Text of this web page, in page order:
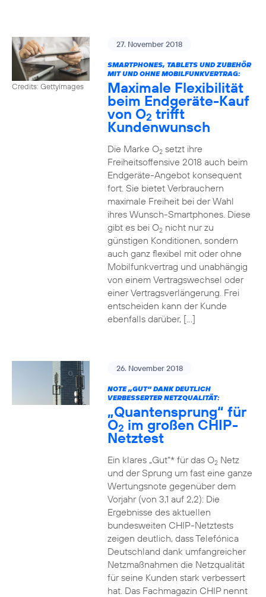
Credits: Gettyimages
27. November 2018
SMARTPHONES, TABLETS UND ZUBEHÖR
MIT UND OHNE MOBILFUNKVERTRAG:
Maximale Flexibilität
beim Endgeräte-Kauf
von O2 trifft
Kundenwunsch
Die Marke O2setzt ihre
Freiheitsoffensive 2018 auch beim
Endgeräte-Angebot konsequent
fort. Sie bietet Verbrauchern
maximale Freiheit bei der Wahl
ihres Wunsch-Smartphones. Diese
gibt es bei O2nicht nur zu
günstigen Konditionen, sondern
auch ganz flexibel mit oder ohne
Mobilfunkvertrag und unabhängig
von einem Vertragswechsel oder
einer Vertragsverlängerung. Frei
entscheiden kann der Kunde
ebenfalls darüber, […]
26. November 2018
NOTE „GUT“ DANK DEUTLICH
VERBESSERTER NETZQUALITÄT:
„Quantensprung“ für
O2 im großen CHIP-
Netztest
Ein klares „Gut“* für das O2Netz
und der Sprung um fast eine ganze
Wertungsnote gegenüber dem
Vorjahr (von 3,1 auf 2,2): Die
Ergebnisse des aktuellen
bundesweiten CHIP-Netztests
zeigen deutlich, dass Telefónica
Deutschland dank umfangreicher
Netzmaßnahmen die Netzqualität
für seine Kunden stark verbessert
hat. Das Fachmagazin CHIP nennt